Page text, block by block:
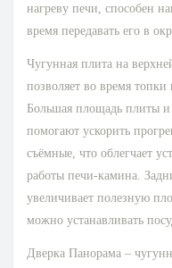
нагреву печи, способен
время передавать его в
Чугунная плита на
позволяет во время топки
Большая площадь плиты и
помогают ускорить
съёмные, что облегчает
работы печи-камина.
увеличивает полезную
можно устанавливать
Дверка Панорама –